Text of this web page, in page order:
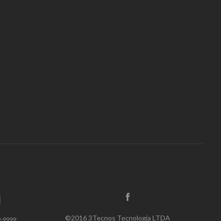
9999 ©2016 3Tecnos Tecnologia LTDA